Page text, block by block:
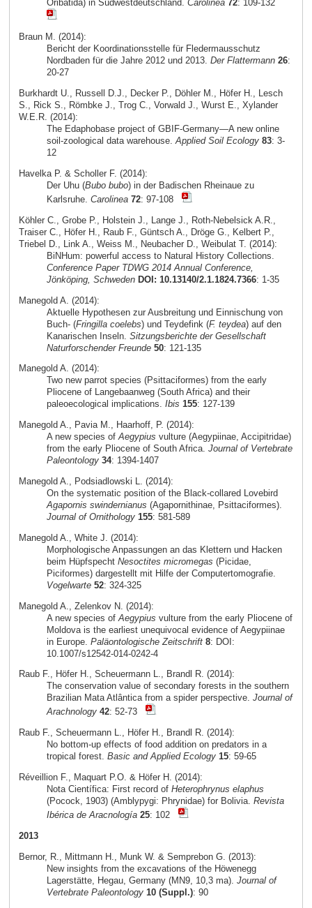
Oribatida) in Südwestdeutschland. Carolinea 72: 109-132
Braun M. (2014):
Bericht der Koordinationsstelle für Fledermausschutz
Nordbaden für die Jahre 2012 und 2013. Der Flattermann 26:
20-27
Burkhardt U., Russell D.J., Decker P., Döhler M., Höfer H., Lesch
S., Rick S., Römbke J., Trog C., Vorwald J., Wurst E., Xylander
W.E.R. (2014):
The Edaphobase project of GBIF-Germany—A new online
soil-zoological data warehouse.Applied Soil Ecology 83: 3-
12
Havelka P. & Scholler F. (2014):
Der Uhu (Bubo bubo) in der Badischen Rheinaue zu
Karlsruhe. Carolinea 72: 97-108
Köhler C., Grobe P., Holstein J., Lange J., Roth-Nebelsick A.R.,
Traiser C., Höfer H., Raub F., Güntsch A., Dröge G., Kelbert P.,
Triebel D., Link A., Weiss M., Neubacher D., Weibulat T. (2014):
BiNHum: powerful access to Natural History Collections.
Conference Paper TDWG 2014 Annual Conference,
Jönköping, Schweden DOI: 10.13140/2.1.1824.7366: 1-35
Manegold A. (2014):
Aktuelle Hypothesen zur Ausbreitung und Einnischung von
Buch- (Fringilla coelebs) und Teydefink (F. teydea) auf den
Kanarischen Inseln. Sitzungsberichte der Gesellschaft
Naturforschender Freunde 50: 121-135
Manegold A. (2014):
Two new parrot species (Psittaciformes) from the early
Pliocene of Langebaanweg (South Africa) and their
paleoecological implications. Ibis 155: 127-139
Manegold A., Pavia M., Haarhoff, P. (2014):
A new species ofAegypius vulture (Aegypiinae, Accipitridae)
from the early Pliocene of South Africa. Journal of Vertebrate
Paleontology 34: 1394-1407
Manegold A., Podsiadlowski L. (2014):
On the systematic position of the Black-collared Lovebird
Agapornis swindernianus (Agapornithinae, Psittaciformes).
Journal of Ornithology 155: 581-589
Manegold A., White J. (2014):
Morphologische Anpassungen an das Klettern und Hacken
beim Hüpfspecht Nesoctites micromegas (Picidae,
Piciformes) dargestellt mit Hilfe der Computertomografie.
Vogelwarte 52: 324-325
Manegold A., Zelenkov N. (2014):
A new species of Aegypius vulture from the early Pliocene of
Moldova is the earliest unequivocal evidence of Aegypiinae
in Europe. Paläontologische Zeitschrift 8: DOI:
10.1007/s12542-014-0242-4
Raub F., Höfer H., Scheuermann L., Brandl R. (2014):
The conservation value of secondary forests in the southern
Brazilian Mata Atlântica from a spider perspective. Journal of
Arachnology 42: 52-73
Raub F., Scheuermann L., Höfer H., Brandl R. (2014):
No bottom-up effects of food addition on predators in a
tropical forest. Basic and Applied Ecology 15: 59-65
Réveillion F., Maquart P.O. & Höfer H. (2014):
Nota Científica: First record of Heterophrynus elaphus
(Pocock, 1903) (Amblypygi: Phrynidae) for Bolivia. Revista
Ibérica de Aracnología 25: 102
2013
Bernor, R., Mittmann H., Munk W. & Semprebon G. (2013):
New insights from the excavations of the Höwenegg
Lagerstätte, Hegau, Germany (MN9, 10,3 ma). Journal of
Vertebrate Paleontology 10 (Suppl.): 90